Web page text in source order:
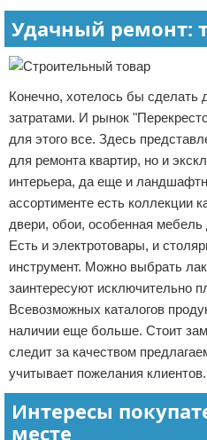
Удачный ремонт:
Конечно, хотелось бы
затратами. И рынок
для этого все. Здесь
для ремонта квартир, но и
интерьера, да еще и
ассортименте есть коллекции
двери, обои, особенная
Есть и электротовары, и
инструмент. Можно выбрать
заинтересуют исключительно
Всевозможных каталогов
наличии еще больше. Стоит
следит за качеством
учитывает пожелания клиентов.
Интересы
месте